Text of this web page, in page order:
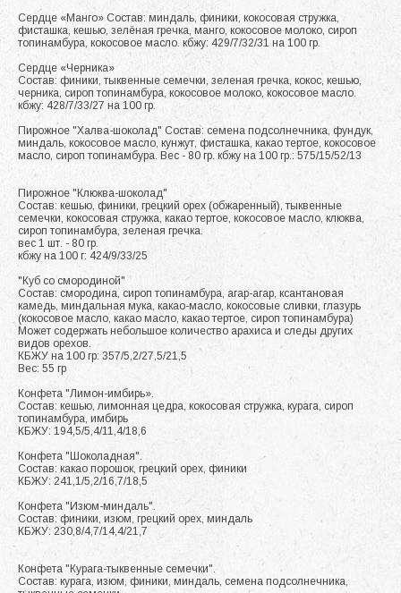
Сердце «Манго» Состав: миндаль, финики, кокосовая стружка,
фисташка, кешью, зелёная гречка, манго, кокосовое молоко, сироп
топинамбура, кокосовое масло. кбжу: 429/7/32/31 на 100 гр.
Сердце «Черника»
Состав: финики, тыквенные семечки, зеленая гречка, кокос, кешью,
черника, сироп топинамбура, кокосовое молоко, кокосовое масло.
кбжу: 428/7/33/27 на 100 гр.
Пирожное "Халва-шоколад" Состав: семена подсолнечника, фундук,
миндаль, кокосовое масло, кунжут, фисташка, какао тертое, кокосовое
масло, сироп топинамбура. Вес - 80 гр. кбжу на 100 гр.: 575/15/52/13
Пирожное "Клюква-шоколад"
Состав: кешью, финики, грецкий орех (обжаренный), тыквенные
семечки, кокосовая стружка, какао тертое, кокосовое масло, клюква,
сироп топинамбура, зеленая гречка.
вес 1 шт. - 80 гр.
кбжу на 100 г: 424/9/33/25
"Куб со смородиной"
Состав: смородина, сироп топинамбура, агар-агар, ксантановая
камедь, миндальная мука, какао-масло, кокосовые сливки, глазурь
(кокосовое масло, какао масло, какао тертое, сироп топинамбура)
Может содержать небольшое количество арахиса и следы других
видов орехов.
КБЖУ на 100 гр: 357/5,2/27,5/21,5
Вес: 55 гр
Конфета "Лимон-имбирь».
Состав: кешью, лимонная цедра, кокосовая стружка, курага, сироп
топинамбура, имбирь
КБЖУ: 194,5/5,4/11,4/18,6
Конфета "Шоколадная".
Состав: какао порошок, грецкий орех, финики
КБЖУ: 241,1/5,2/16,7/18,5
Конфета "Изюм-миндаль".
Состав: финики, изюм, грецкий орех, миндаль
КБЖУ: 230,8/4,7/14,4/21,7
Конфета "Курага-тыквенные семечки".
Состав: курага, изюм, финики, миндаль, семена подсолнечника,